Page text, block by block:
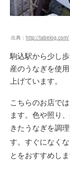
出典： http://tabelog.com/
駒込駅から少し
産のうなぎを使
上げています。
こちらのお店で
ます。色や照り
きたうなぎを調理
す。すぐになくな
とをおすすめしま